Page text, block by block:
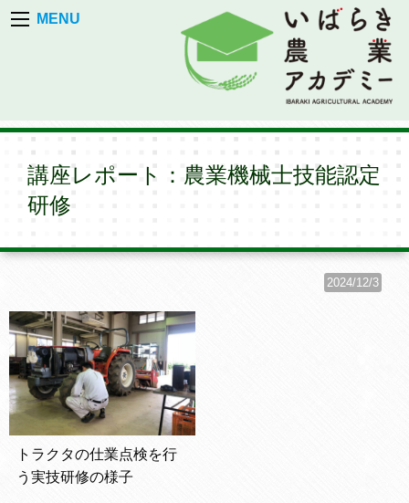
MENU
講座レポート：農業機械士技能認定
研修
2024/12/3
トラクタの仕業点検を行
う実技研修の様子